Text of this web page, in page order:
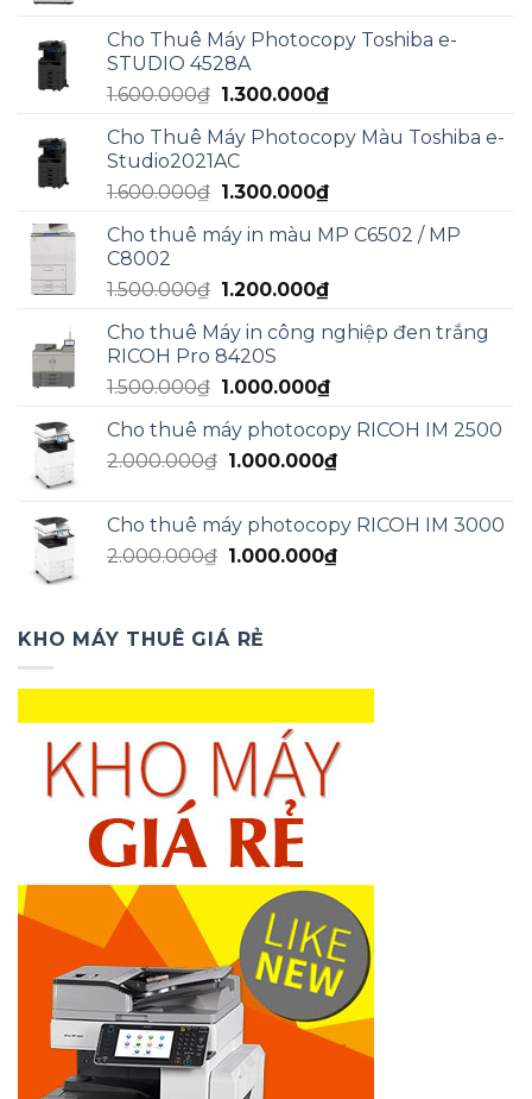
2.000.000₫.là:
Cho Thuê Máy Photocopy Toshiba e-
STUDIO 4528A
1.600.000₫ Giá
là:
1.600.000₫.
1.300.000₫Giá
tại
1.300.000₫.
Cho Thuê Máy Photocopy Màu Toshiba e-
Studio2021AC
1.600.000₫ Giá
là:
1.300.000₫Giá
tại
1.300.000₫.
Cho thuê máy in màu MP C6502 / MP
C8002
1.500.000₫ Giá
là:
1.500.000₫.
1.200.000₫Giá
tại
1.200.000₫.
Cho thuê Máy in công nghiệp đen trắng
RICOH Pro 8420S
1.500.000₫ Giá
là:
1.500.000₫.
1.000.000₫Giá
tại
là:
Cho thuê máy photocopy RICOH IM 2500
2.000.000₫ Giá
2.000.000₫.
1.000.000₫Giá
là:
1.000.000₫.
Cho thuê máy photocopy RICOH IM 3000
2.000.000₫ Giá
2.000.000₫.
1.000.000₫Giá
KHO MÁY THUÊ GIÁ RẺ